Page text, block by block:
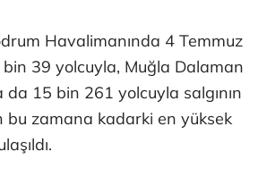
Havalimanında 4 Temmuz
39 yolcuyla, Muğla Dalaman
da 15 bin 261 yolcuyla salgının
bu zamana kadarki en yüksek